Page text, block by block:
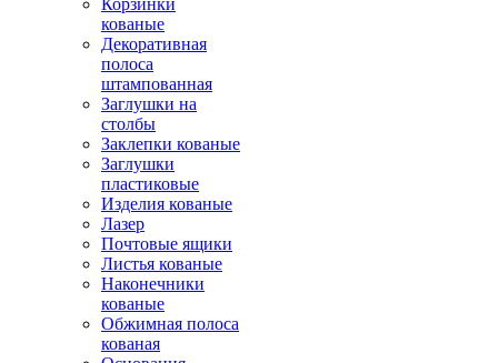
Корзинки
кованые
Декоративная
полоса
штампованная
Заглушки на
столбы
Заклепки кованые
Заглушки
пластиковые
Изделия кованые
Лазер
Почтовые ящики
Листья кованые
Наконечники
кованые
Обжимная полоса
кованая